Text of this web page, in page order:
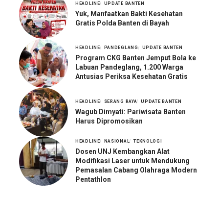
HEADLINE UPDATE BANTEN
Yuk, Manfaatkan Bakti Kesehatan
Gratis Polda Banten di Bayah
HEADLINE PANDEGLANG UPDATE BANTEN
Program CKG Banten Jemput Bola ke
Labuan Pandeglang, 1.200 Warga
Antusias Periksa Kesehatan Gratis
HEADLINE SERANG RAYA UPDATE BANTEN
Wagub Dimyati: Pariwisata Banten
Harus Dipromosikan
HEADLINE NASIONAL TEKNOLOGI
Dosen UNJ Kembangkan Alat
Modifikasi Laser untuk Mendukung
Pemasalan Cabang Olahraga Modern
Pentathlon